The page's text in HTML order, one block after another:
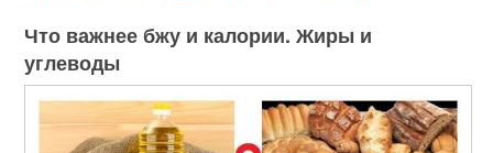
Что важнее бжу и калории. Жиры и
углеводы